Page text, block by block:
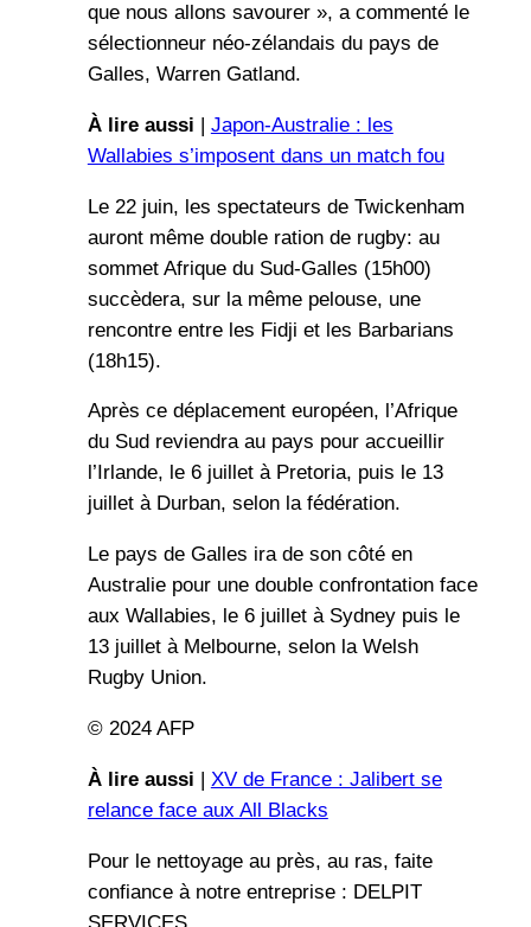
que nous allons savourer », a commenté le
sélectionneur néo-zélandais du pays de
Galles, Warren Gatland.
À lire aussi | Japon-Australie : les
Wallabies s’imposent dans un match fou
Le 22 juin, les spectateurs de Twickenham
auront même double ration de rugby: au
sommet Afrique du Sud-Galles (15h00)
succèdera, sur la même pelouse, une
rencontre entre les Fidji et les Barbarians
(18h15).
Après ce déplacement européen, l’Afrique
du Sud reviendra au pays pour accueillir
l’Irlande, le 6 juillet à Pretoria, puis le 13
juillet à Durban, selon la fédération.
Le pays de Galles ira de son côté en
Australie pour une double confrontation face
aux Wallabies, le 6 juillet à Sydney puis le
13 juillet à Melbourne, selon la Welsh
Rugby Union.
© 2024 AFP
À lire aussi | XV de France : Jalibert se
relance face aux All Blacks
Pour le nettoyage au près, au ras, faite
confiance à notre entreprise : DELPIT
SERVICES